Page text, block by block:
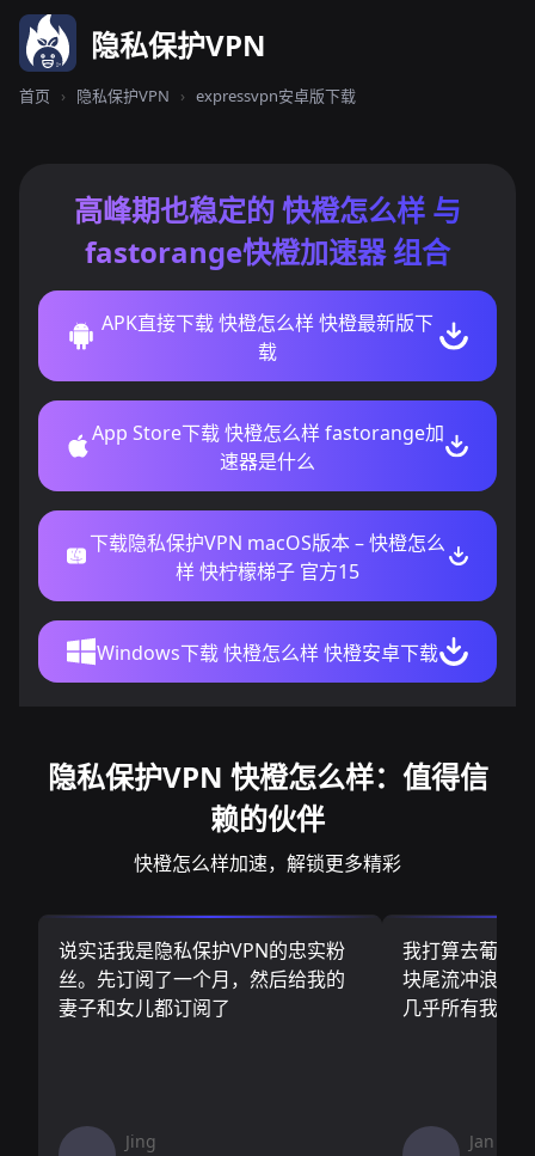
隐私保护VPN
首页 › 隐私保护VPN › expressvpn安卓版下载
高峰期也稳定的 快橙怎么样 与
fastorange快橙加速器 组合
APK直接下载 快橙怎么样 快橙最新版下
载
App Store下载 快橙怎么样 fastorange加
速器是什么
下载隐私保护VPN macOS版本 – 快橙怎么
样 快柠檬梯子 官方15
Windows下载 快橙怎么样 快橙安卓下载
隐私保护VPN 快橙怎么样：值得信
赖的伙伴
快橙怎么样加速，解锁更多精彩
说实话我是隐私保护VPN的忠实粉
丝。先订阅了一个月，然后给我的
妻子和女儿都订阅了
Jing
我打算去葡萄
块尾流冲浪板
几乎所有我需
Jan V